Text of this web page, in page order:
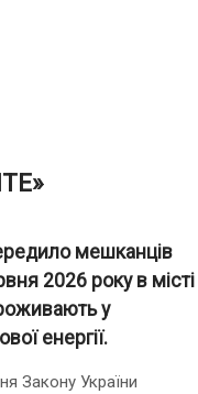
мешканців
2026 року в місті
у
енергії.
Закону України